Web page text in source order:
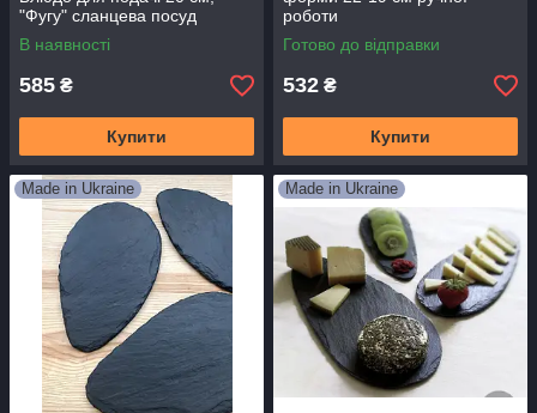
"Фугу" сланцева посуд
В наявності
585 ₴
Купити
роботи
Готово до відправки
532 ₴
Купити
Made in Ukraine Made in Ukraine